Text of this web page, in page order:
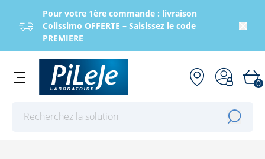
Pour votre 1ère commande : livraison
Colissimo OFFERTE – Saisissez le code
PREMIERE
0